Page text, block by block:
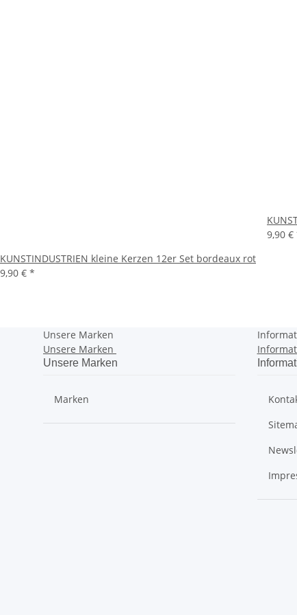
KUNSTINDUSTRIEN kleine Kerzen 12er Set bordeaux rot
9,90 € *
9,90 €
Unsere Marken
Unsere Marken
Unsere Marken
Marken